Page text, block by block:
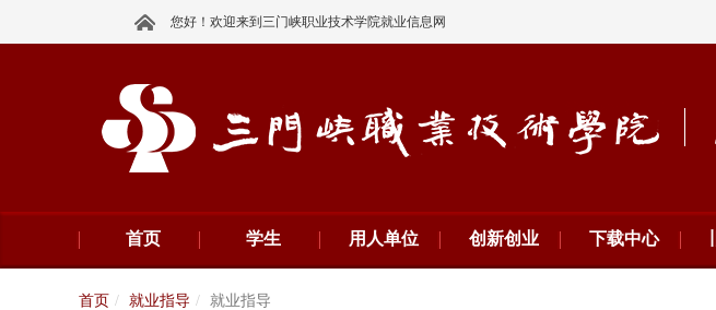
您好！欢迎来到三门峡职业技术学院就业信息网
首页 学生 用人单位 创新创业 下载中心
首页 就业指导 就业指导